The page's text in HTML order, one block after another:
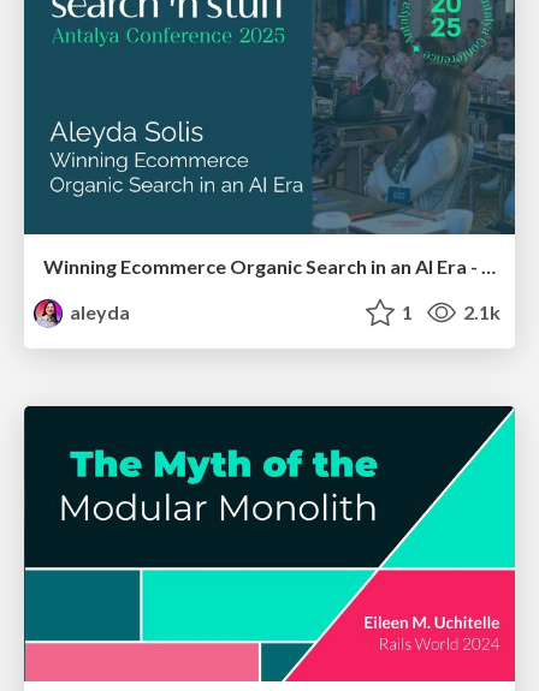
Winning Ecommerce Organic Search in an AI Era - #searchnstuff2025
aleyda
1 2.1k